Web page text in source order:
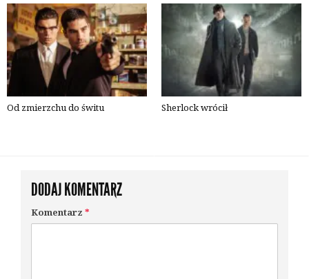
Od zmierzchu do świtu Sherlock wrócił
DODAJ KOMENTARZ
Komentarz *